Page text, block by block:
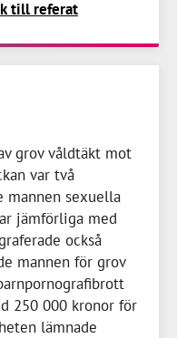
till referat
grov våldtäkt mot
var två
mannen sexuella
jämförliga med
också
mannen för grov
250 000 kronor för
lämnade